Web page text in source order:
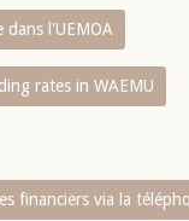
l'UEMOA
rates in WAEMU
financiers via la